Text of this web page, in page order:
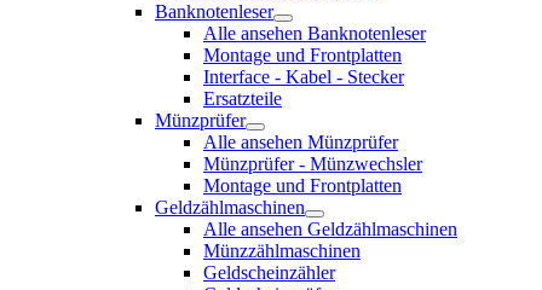
Banknotenleser
Alle ansehen Banknotenleser
Montage und Frontplatten
Interface - Kabel - Stecker
Ersatzteile
Münzprüfer
Alle ansehen Münzprüfer
Münzprüfer - Münzwechsler
Montage und Frontplatten
Geldzählmaschinen
Alle ansehen Geldzählmaschinen
Münzzählmaschinen
Geldscheinzähler